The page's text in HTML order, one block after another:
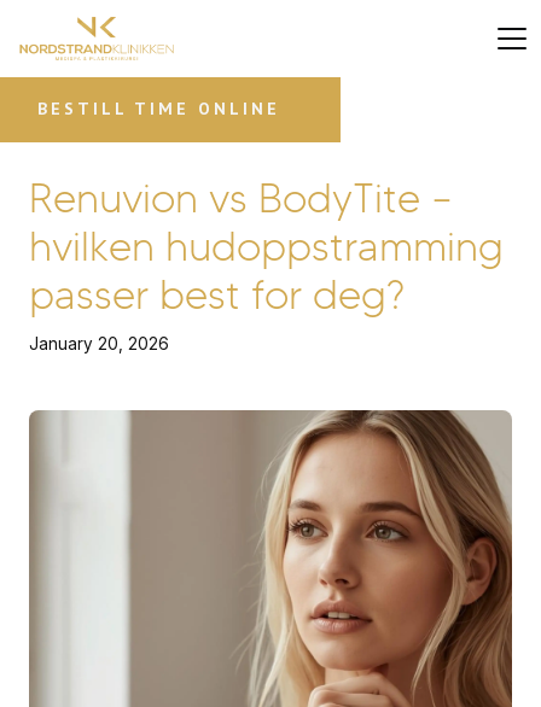
BESTILL TIME ONLINE
Renuvion vs BodyTite –
hvilken hudoppstramming
passer best for deg?
January 20, 2026